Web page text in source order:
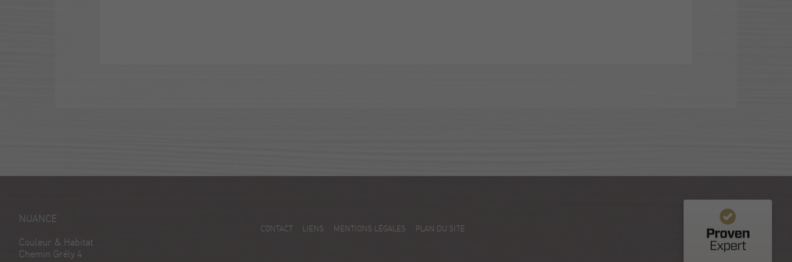
Commentaires et expériences des clients pour
CONTACT LIENS MENTIONS LÉGALES PLAN DU SITE
NUANCE
Couleur & Habitat
Chemin Grély 4